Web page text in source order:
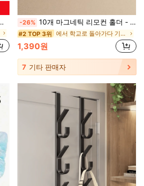
-26% 10개 마그네틱 리모컨 홀더 - 리모컨 정리함, 플로팅 벽걸이, 구멍 없는 설치, 실리콘 리모컨 홀더 벽걸이, TV 및 도구 랙
#2 TOP 3위 에서 학교로 돌아가다 기타 후크 및 레일
1,390원
7 기타 판매자